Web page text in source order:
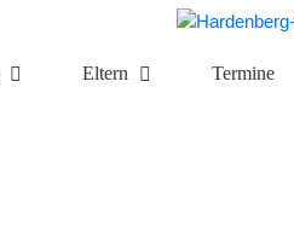
Eltern Termine